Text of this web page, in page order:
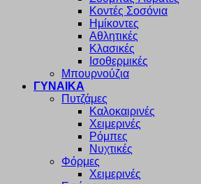
Κοντές Σοσόνια
Ημίκοντες
Αθλητικές
Κλασικές
Ισοθερμικές
Μπουρνούζια
ΓΥΝΑΙΚΑ
Πυτζάμες
Καλοκαιρινές
Χειμερινές
Ρόμπες
Νυχτικές
Φόρμες
Χειμερινές